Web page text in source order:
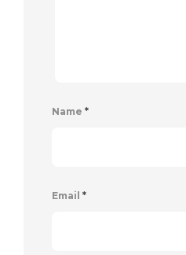
Name *
Email *